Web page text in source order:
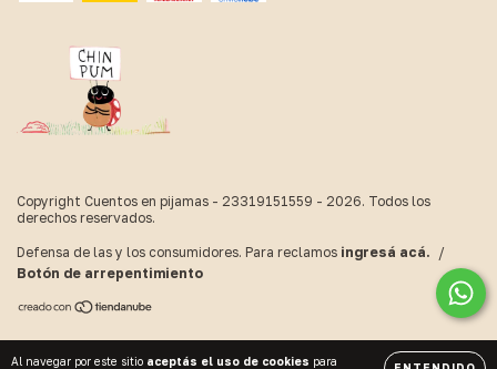
Al navegar por este sitio aceptás el uso de cookies para
Copyright Cuentos en pijamas - 23319151559 - 2026. Todos los
derechos reservados.
Defensa de las y los consumidores. Para reclamos ingresá acá.
/
Botón de arrepentimiento